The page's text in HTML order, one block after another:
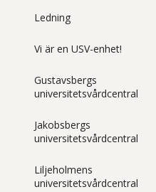
Ledning
Vi är en USV-enhet!
Gustavsbergs
universitetsvårdcentral
Jakobsbergs
universitetsvårdcentral
Liljeholmens
universitetsvårdcentral